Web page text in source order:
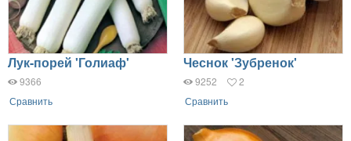
Лук-порей 'Голиаф'
9366
Сравнить
Чеснок 'Зубренок'
9252
2
Сравнить